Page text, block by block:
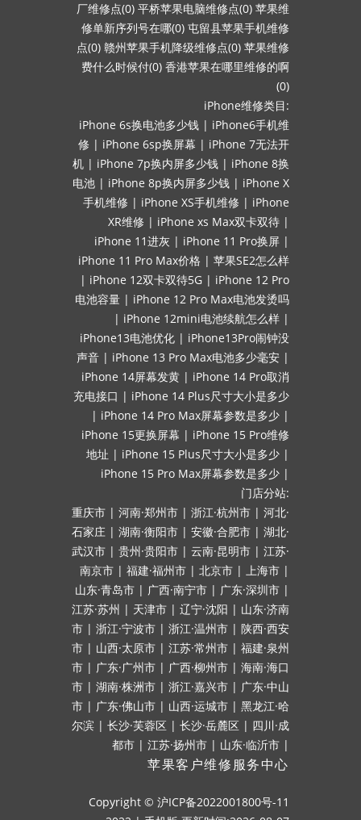
厂维修点(0) 平桥苹果电脑维修点(0) 苹果维
修单新序列号在哪(0) 屯留县苹果手机维修
点(0) 赣州苹果手机降级维修点(0) 苹果维修
费什么时候付(0) 香港苹果在哪里维修的啊
(0)
iPhone维修类目:
iPhone 6s换电池多少钱 | iPhone6手机维
修 | iPhone 6sp换屏幕 | iPhone 7无法开
机 | iPhone 7p换内屏多少钱 | iPhone 8换
电池 | iPhone 8p换内屏多少钱 | iPhone X
手机维修 | iPhone XS手机维修 | iPhone
XR维修 | iPhone xs Max双卡双待 |
iPhone 11进灰 | iPhone 11 Pro换屏 |
iPhone 11 Pro Max价格 | 苹果SE2怎么样
| iPhone 12双卡双待5G | iPhone 12 Pro
电池容量 | iPhone 12 Pro Max电池发烫吗
| iPhone 12mini电池续航怎么样 |
iPhone13电池优化 | iPhone13Pro闹钟没
声音 | iPhone 13 Pro Max电池多少毫安 |
iPhone 14屏幕发黄 | iPhone 14 Pro取消
充电接口 | iPhone 14 Plus尺寸大小是多少
| iPhone 14 Pro Max屏幕参数是多少 |
iPhone 15更换屏幕 | iPhone 15 Pro维修
地址 | iPhone 15 Plus尺寸大小是多少 |
iPhone 15 Pro Max屏幕参数是多少 |
门店分站:
重庆市 | 河南·郑州市 | 浙江·杭州市 | 河北·
石家庄 | 湖南·衡阳市 | 安徽·合肥市 | 湖北·
武汉市 | 贵州·贵阳市 | 云南·昆明市 | 江苏·
南京市 | 福建·福州市 | 北京市 | 上海市 |
山东·青岛市 | 广西·南宁市 | 广东·深圳市 |
江苏·苏州 | 天津市 | 辽宁·沈阳 | 山东·济南
市 | 浙江·宁波市 | 浙江·温州市 | 陕西·西安
市 | 山西·太原市 | 江苏·常州市 | 福建·泉州
市 | 广东·广州市 | 广西·柳州市 | 海南·海口
市 | 湖南·株洲市 | 浙江·嘉兴市 | 广东·中山
市 | 广东·佛山市 | 山西·运城市 | 黑龙江·哈
尔滨 | 长沙·芙蓉区 | 长沙·岳麓区 | 四川·成
都市 | 江苏·扬州市 | 山东·临沂市 |
苹果客户维修服务中心
Copyright © 沪ICP备2022001800号-11